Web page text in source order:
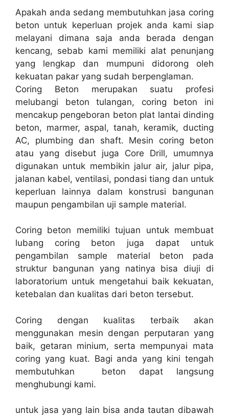
Apakah anda sedang membutuhkan jasa coring
beton untuk keperluan projek anda kami siap
melayani dimana saja anda berada dengan
kencang, sebab kami memiliki alat penunjang
yang lengkap dan mumpuni didorong oleh
kekuatan pakar yang sudah berpenglaman.
Coring Beton merupakan suatu profesi
melubangi beton tulangan, coring beton ini
mencakup pengeboran beton plat lantai dinding
beton, marmer, aspal, tanah, keramik, ducting
AC, plumbing dan shaft. Mesin coring beton
atau yang disebut juga Core Drill, umumnya
digunakan untuk membikin jalur air, jalur pipa,
jalanan kabel, ventilasi, pondasi tiang dan untuk
keperluan lainnya dalam konstrusi bangunan
maupun pengambilan uji sample material.
Coring beton memiliki tujuan untuk membuat
lubang coring beton juga dapat untuk
pengambilan sample material beton pada
struktur bangunan yang natinya bisa diuji di
laboratorium untuk mengetahui baik kekuatan,
ketebalan dan kualitas dari beton tersebut.
Coring dengan kualitas terbaik akan
menggunakan mesin dengan perputaran yang
baik, getaran minium, serta mempunyai mata
coring yang kuat. Bagi anda yang kini tengah
membutuhkan beton dapat langsung
menghubungi kami.
untuk jasa yang lain bisa anda tautan dibawah